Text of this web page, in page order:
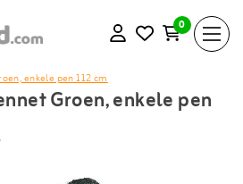
0
enkele pen 112 cm
Groen, enkele pen